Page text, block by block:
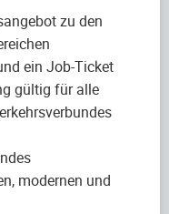
zu den
ein Job-Ticket
gültig für alle
modernen und